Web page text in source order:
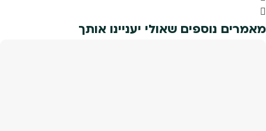
מאמרים נוספים שאולי יעניינו אותך